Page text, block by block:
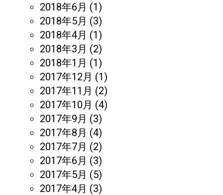
2018年6月 (1)
2018年5月 (3)
2018年4月 (1)
2018年3月 (2)
2018年1月 (1)
2017年12月 (1)
2017年11月 (2)
2017年10月 (4)
2017年9月 (3)
2017年8月 (4)
2017年7月 (2)
2017年6月 (3)
2017年5月 (5)
2017年4月 (3)